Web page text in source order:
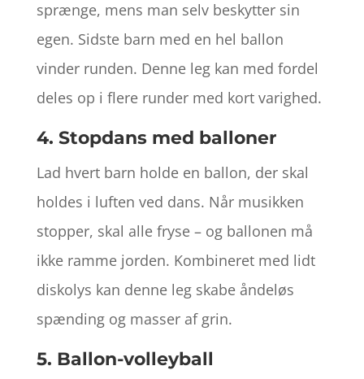
sprænge, mens man selv beskytter sin
egen. Sidste barn med en hel ballon
vinder runden. Denne leg kan med fordel
deles op i flere runder med kort varighed.
4. Stopdans med balloner
Lad hvert barn holde en ballon, der skal
holdes i luften ved dans. Når musikken
stopper, skal alle fryse – og ballonen må
ikke ramme jorden. Kombineret med lidt
diskolys kan denne leg skabe åndeløs
spænding og masser af grin.
5. Ballon-volleyball